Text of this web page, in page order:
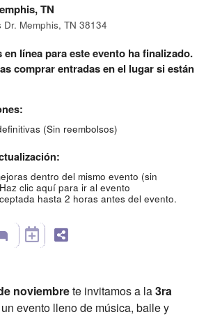
TN
Memphis, TN 38134
en línea para este evento ha finalizado.
comprar entradas en el lugar si están
(Sin reembolsos)
dentro del mismo evento (sin
Haz clic aquí para ir al evento
hasta 2 horas antes del evento.
noviembrete invitamos a la3ra
un evento lleno de música, baile y